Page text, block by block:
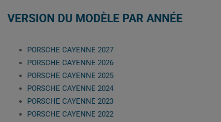
VERSION DU MODÈLE PAR ANNÉE
PORSCHE CAYENNE 2027
PORSCHE CAYENNE 2026
PORSCHE CAYENNE 2025
PORSCHE CAYENNE 2024
PORSCHE CAYENNE 2023
PORSCHE CAYENNE 2022